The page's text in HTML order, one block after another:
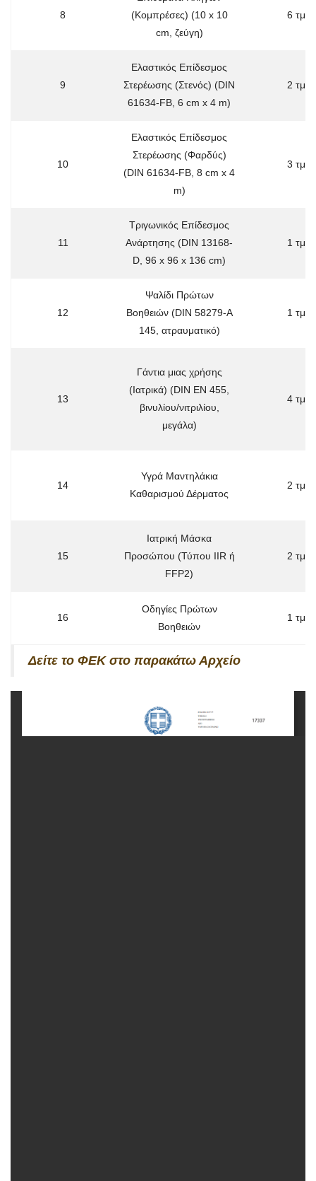
8
(Κομπρέσες) (10 x 10
cm, ζεύγη)
6 τμχ
9
Ελαστικός Επίδεσμος
Στερέωσης (Στενός) (DIN
61634-FB, 6 cm x 4 m)
2 τμχ
10
Ελαστικός Επίδεσμος
Στερέωσης (Φαρδύς)
(DIN 61634-FB, 8 cm x 4
m)
3 τμχ
11
Τριγωνικός Επίδεσμος
Ανάρτησης (DIN 13168-
D, 96 x 96 x 136 cm)
1 τμχ
12
Ψαλίδι Πρώτων
Βοηθειών (DIN 58279-A
145, ατραυματικό)
1 τμχ
13
Γάντια μιας χρήσης
(Ιατρικά) (DIN EN 455,
βινυλίου/νιτριλίου,
μεγάλα)
4 τμχ
14
Υγρά Μαντηλάκια
Καθαρισμού Δέρματος
2 τμχ
15
Ιατρική Μάσκα
Προσώπου (Τύπου IIR ή
FFP2)
2 τμχ
16
Οδηγίες Πρώτων
Βοηθειών
1 τμχ
Δείτε το ΦΕΚ στο παρακάτω Αρχείο